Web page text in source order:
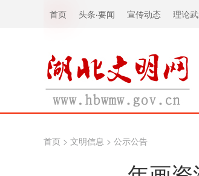
首页 头条·要闻 宣传动态 理论
首页 > 文明信息 > 公示公告